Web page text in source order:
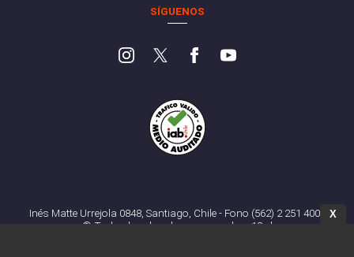
SÍGUENOS
Inés Matte Urrejola 0848, Santiago, Chile - Fono (562) 2 251 4000
© Todos los derechos reservados. 13.cl
X